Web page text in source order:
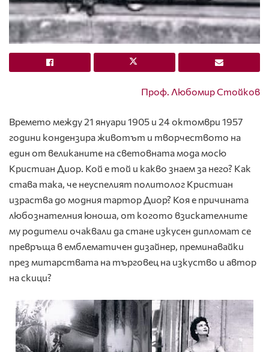
Проф. Любомир Стойков
Времето между 21 януари 1905 и 24 октомври 1957
години кондензира животът и творчеството на
един от великаните на световната мода мосю
Кристиан Диор. Кой е той и какво знаем за него? Как
става така, че неуспелият политолог Кристиан
израства до модния тартор Диор? Коя е причината
любознателния юноша, от когото взискателните
му родители очаквали да стане изкусен дипломат се
превръща в емблематичен дизайнер, преминавайки
през митарствата на търговец на изкуство и автор
на скици?